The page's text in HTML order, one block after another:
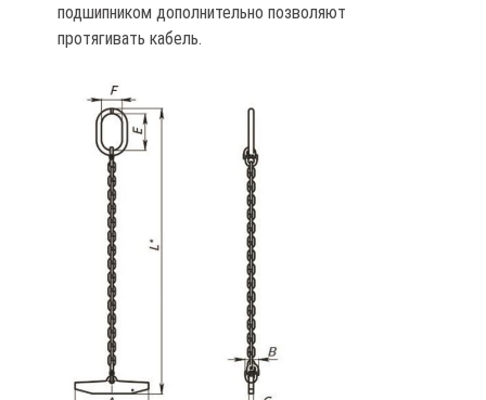
подшипником дополнительно позволяют
протягивать кабель.